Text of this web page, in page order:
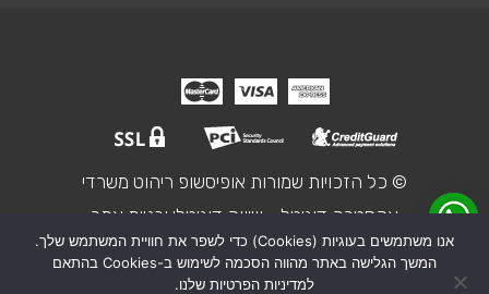
מחיר מחושב:
© כל הזכויות שמורות אופיסשופ ריהוט משרדי
אקסטרה דיגיטל - שיווק דיגיטלי ובניית אתר
אנו משתמשים בעוגיות (Cookies) כדי לשפר את חוויית המשתמש שלך.
המשך הגלישה באתר מהווה הסכמה לשימוש ב-Cookies בהתאם
למדיניות הפרטיות שלנו.